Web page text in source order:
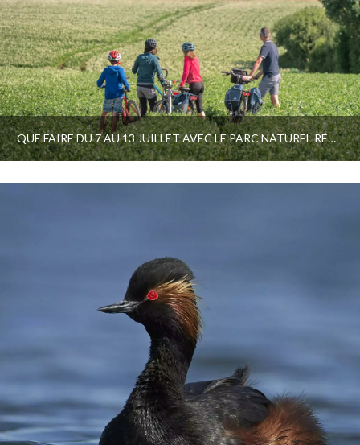
QUE FAIRE DU 7 AU 13 JUILLET AVEC LE PARC NATUREL RÉGIONAL ET LE PAYS D’ART ET D’HISTOIRE